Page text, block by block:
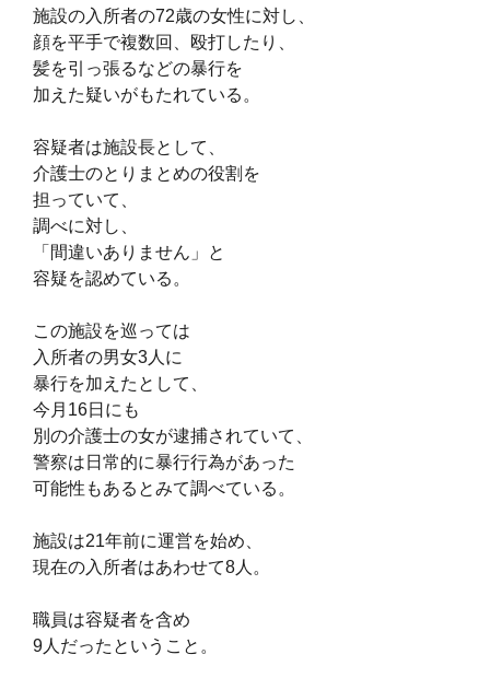
施設の入所者の72歳の女性に対し、
顔を平手で複数回、殴打したり、
髪を引っ張るなどの暴行を
加えた疑いがもたれている。
容疑者は施設長として、
介護士のとりまとめの役割を
担っていて、
調べに対し、
「間違いありません」と
容疑を認めている。
この施設を巡っては
入所者の男女3人に
暴行を加えたとして、
今月16日にも
別の介護士の女が逮捕されていて、
警察は日常的に暴行行為があった
可能性もあるとみて調べている。
施設は21年前に運営を始め、
現在の入所者はあわせて8人。
職員は容疑者を含め
9人だったということ。